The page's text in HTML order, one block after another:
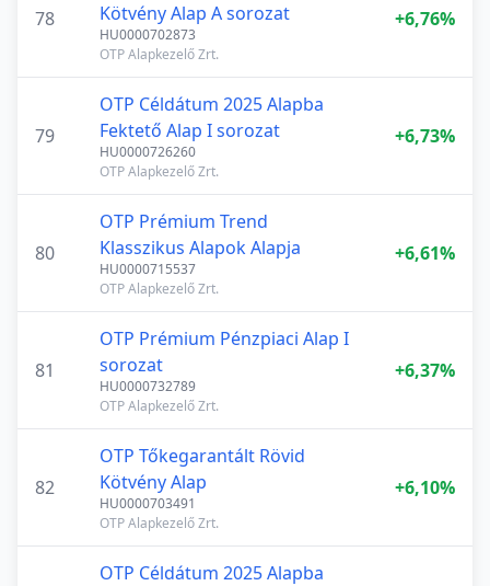
78
Kötvény Alap A sorozat
HU0000702873
OTP Alapkezelő Zrt.
+6,76%
79
OTP Céldátum 2025 Alapba
Fektető Alap I sorozat
HU0000726260
OTP Alapkezelő Zrt.
+6,73%
80
OTP Prémium Trend
Klasszikus Alapok Alapja
HU0000715537
OTP Alapkezelő Zrt.
+6,61%
81
OTP Prémium Pénzpiaci Alap I
sorozat
HU0000732789
OTP Alapkezelő Zrt.
+6,37%
82
OTP Tőkegarantált Rövid
Kötvény Alap
HU0000703491
OTP Alapkezelő Zrt.
+6,10%
OTP Céldátum 2025 Alapba